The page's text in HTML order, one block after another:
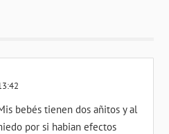
bebés tienen dos añitos y al
por si habian efectos